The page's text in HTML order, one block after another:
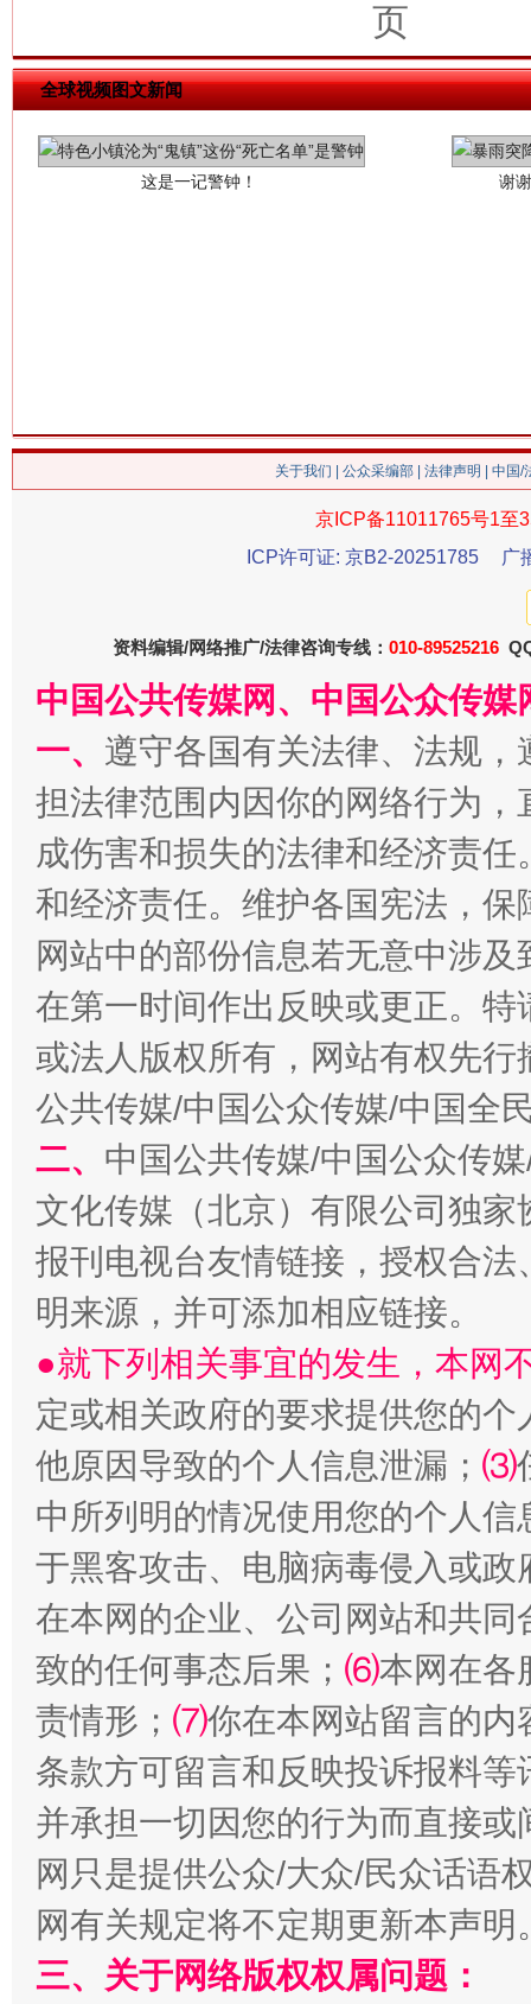
页
全球视频图文新闻
这是一记警钟！ 谢
习近平的博鳌关键词
魏明亮
“刷贴”乱象丛生
生
解纷+调解+退费，一次搞定
站台名比不上好声名
关于我们 公众采编部 法律声明 | 中国
京ICP备11011765号1至
ICP许可证: 京B2-20251785
广
资料编辑/网络推广/法律咨询专线： 010-89525216
中国公共传媒网、中国公众传
一、 遵守各国有关法律、法规
担法律范围内因你的网络行为
成伤害和损失的法律和经济责
和经济责任。维护各国宪法，
网站中的部份信息若无意中涉
在第一时间作出反映或更正。
或法人版权所有，网站有权先
公共传媒/中国公众传媒/中国全
二、 中国公共传媒/中国公众传
文化传媒（北京）有限公司独
报刊电视台友情链接，授权合
明来源，并可添加相应链接。
●就下列相关事宜的发生，本网
定或相关政府的要求提供您的个
他原因导致的个人信息泄漏； ⑶
中所列明的情况使用您的个人
于黑客攻击、电脑病毒侵入或
在本网的企业、公司网站和共
致的任何事态后果； ⑹本网在各
责情形； ⑺你在本网站留言的内
条款方可留言和反映投诉报料
并承担一切因您的行为而直接
网只是提供公众/大众/民众话语
网有关规定将不定期更新本声明
三、关于网络版权权属问题：